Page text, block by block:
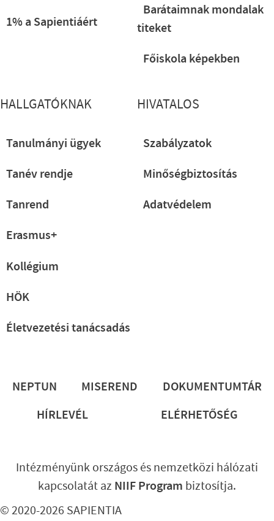
1% a Sapientiáért
Barátaimnak mondalak
titeket
Főiskola képekben
HALLGATÓKNAK
Tanulmányi ügyek
Tanév rendje
Tanrend
Erasmus+
Kollégium
HÖK
Életvezetési tanácsadás
HIVATALOS
Szabályzatok
Minőségbiztosítás
Adatvédelem
Lábléc
NEPTUN MISEREND
DOKUMENTUMTÁR
HÍRLEVÉL
ELÉRHETŐSÉG
© 2020-2026 SAPIENTIA
Intézményünk országos és nemzetközi hálózati
kapcsolatát az NIIF Program biztosítja.